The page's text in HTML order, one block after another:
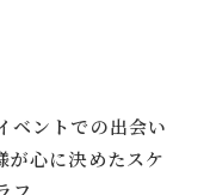
ベントでの出会い
が心に決めたスケ